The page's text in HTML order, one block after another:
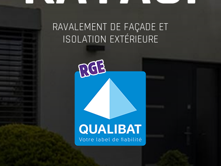
RAVALEMENT DE FAÇADE ET
ISOLATION EXTÉRIEURE